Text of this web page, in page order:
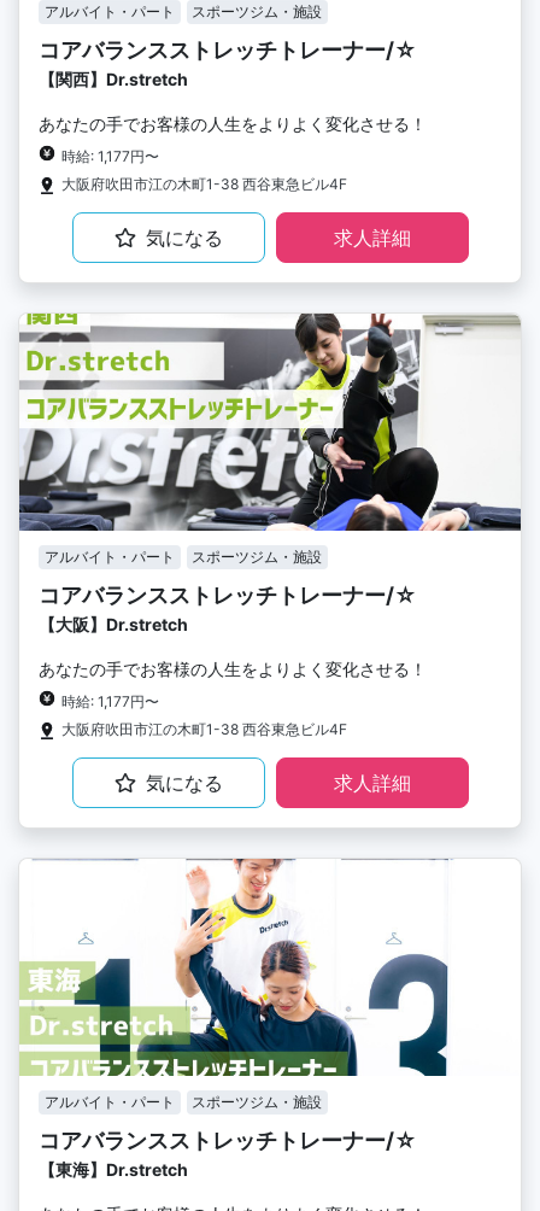
アルバイト・パート スポーツジム・施設
コアバランスストレッチトレーナー/☆
【関西】Dr.stretch
あなたの手でお客様の人生をよりよく変化させる！
時給: 1,177円〜
大阪府吹田市江の木町1-38 西谷東急ビル4F
気になる 求人詳細
アルバイト・パート スポーツジム・施設
コアバランスストレッチトレーナー/☆
【大阪】Dr.stretch
あなたの手でお客様の人生をよりよく変化させる！
時給: 1,177円〜
大阪府吹田市江の木町1-38 西谷東急ビル4F
気になる 求人詳細
アルバイト・パート スポーツジム・施設
コアバランスストレッチトレーナー/☆
【東海】Dr.stretch